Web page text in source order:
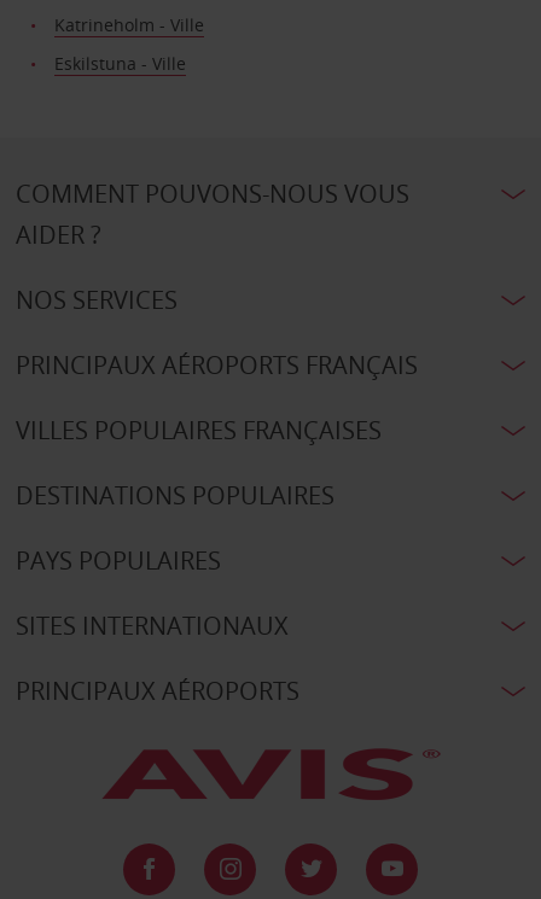
Katrineholm - Ville
Eskilstuna - Ville
COMMENT POUVONS-NOUS VOUS
AIDER ?
NOS SERVICES
PRINCIPAUX AÉROPORTS FRANÇAIS
VILLES POPULAIRES FRANÇAISES
DESTINATIONS POPULAIRES
PAYS POPULAIRES
SITES INTERNATIONAUX
PRINCIPAUX AÉROPORTS